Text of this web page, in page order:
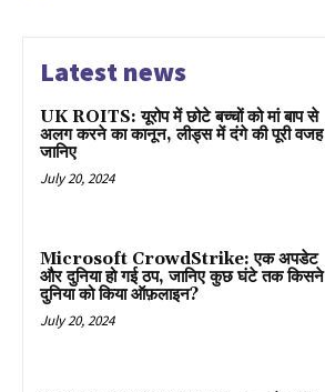
Latest news
UK ROITS: यूरोप में छोटे बच्चों को मां बाप से
अलग करने का कानून, लीड्स में दंगे की पूरी वजह
जानिए
July 20, 2024
Microsoft CrowdStrike: एक अपडेट
और दुनिया हो गई ठप, जानिए कुछ घंटे तक किसने
दुनिया को किया ऑफ़लाइन?
July 20, 2024